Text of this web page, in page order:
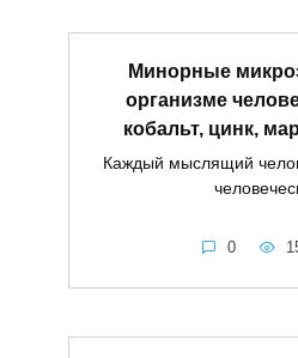
Минорные
организме
кобальт, цинк,
Каждый мыслящий
0